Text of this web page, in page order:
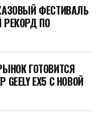
ФЕСТИВАЛЬ
ПО
ГОТОВИТСЯ
EX5 С НОВОЙ